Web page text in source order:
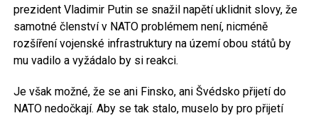
prezident Vladimir Putin se snažil napětí uklidnit slovy, že
samotné členství v NATO problémem není, nicméně
rozšíření vojenské infrastruktury na území obou států by
mu vadilo a vyžádalo by si reakci.
Je však možné, že se ani Finsko, ani Švédsko přijetí do
NATO nedočkají. Aby se tak stalo, muselo by pro přijetí